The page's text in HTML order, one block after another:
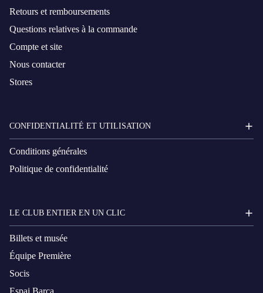
Retours et remboursements
Questions relatives à la commande
Compte et site
Nous contacter
Stores
CONFIDENTIALITÉ ET UTILISATION
Conditions générales
Politique de confidentialité
LE CLUB ENTIER EN UN CLIC
Billets et musée
Équipe Première
Socis